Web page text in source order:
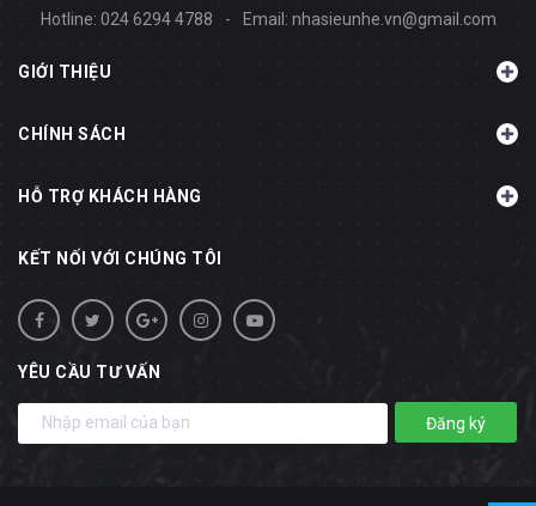
Hotline: 024 6294 4788 - Email: nhasieunhe.vn@gmail.com
GIỚI THIỆU
CHÍNH SÁCH
HỖ TRỢ KHÁCH HÀNG
KẾT NỐI VỚI CHÚNG TÔI
YÊU CẦU TƯ VẤN
Đăng ký